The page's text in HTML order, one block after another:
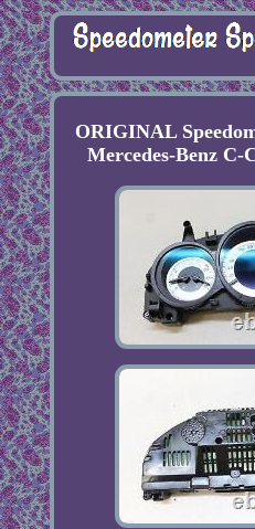
ORIGINAL
Mercedes-Benz C-